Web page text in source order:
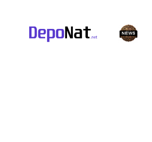
содержимому